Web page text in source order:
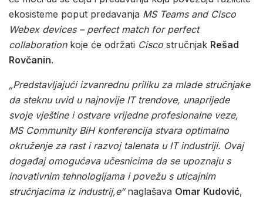
ekosisteme poput predavanja MS Teams and Cisco
Webex devices – perfect match for perfect
collaboration koje će održati Cisco stručnjak Rešad
Rovčanin.
„Predstavljajući izvanrednu priliku za mlade stručnjake
da steknu uvid u najnovije IT trendove, unaprijede
svoje vještine i ostvare vrijedne profesionalne veze,
MS Community BiH konferencija stvara optimalno
okruženje za rast i razvoj talenata u IT industriji. Ovaj
događaj omogućava učesnicima da se upoznaju s
inovativnim tehnologijama i povežu s uticajnim
stručnjacima iz industrij,e“naglašava Omar Kudović,